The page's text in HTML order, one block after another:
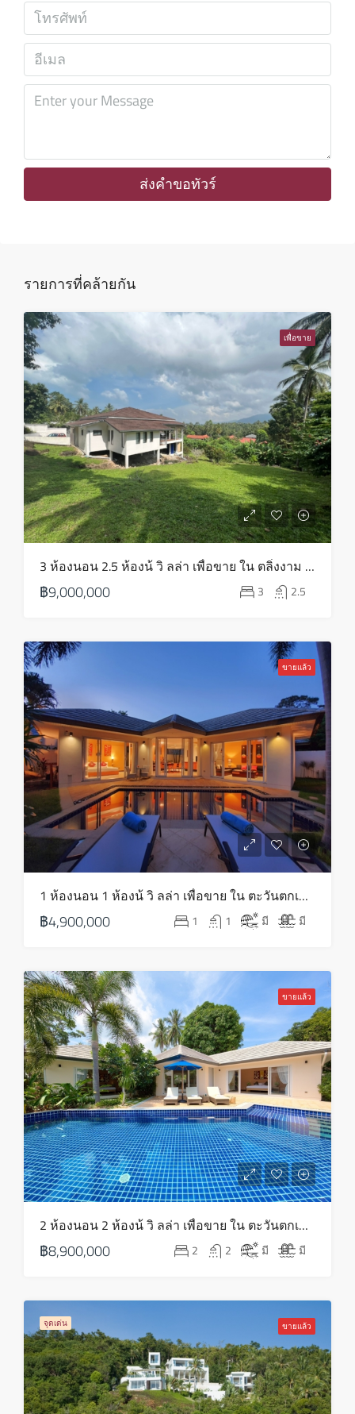
09
10
ส.ค.
12
พฤหัส
13
ส.ค.
ศุกร์
14
ส.ค.
15
อาทิตย์
จันทร์
17
ส.ค.
อังคาร
18
พุธ
ส.ค.
พฤหัส
ส.ค.
ส่งคำขอทัวร์
รายการที่คล้ายกัน
เพื่อขาย
3 ห้องนอน 2.5 ห้องน้ วิ ลล่า เพื่อขาย ใน ตลิ่งงาม – HS0811
฿9,000,000 3 2.5
ขายแล้ว
1 ห้องนอน 1 ห้องน้ วิ ลล่า เพื่อขาย ใน ตะวันตกเฉียงใต้ – HS0797
฿4,900,000 1 1 มี มี
ขายแล้ว
2 ห้องนอน 2 ห้องน้ วิ ลล่า เพื่อขาย ใน ตะวันตกเฉียงใต้ – HS0798
฿8,900,000 2 2 มี มี
จุดเด่น ขายแล้ว